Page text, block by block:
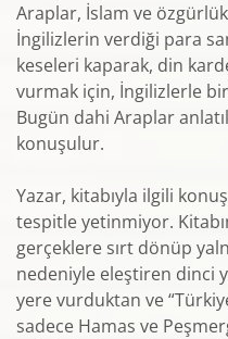
Araplar, İslam ve
İngilizlerin verdiği para
keseleri kaparak, din
vurmak için, İngilizlerle
Bugün dahi Araplar
konuşulur.
Yazar, kitabıyla ilgili
tespitle yetinmiyor.
gerçeklere sırt dönüp
nedeniyle eleştiren dinci
yere vurduktan ve
sadece Hamas ve